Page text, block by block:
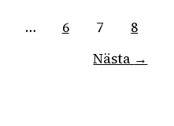
… 6 7
8
Nästa →